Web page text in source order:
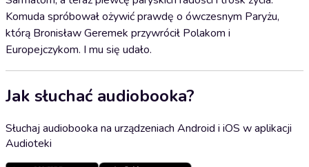
Komuda spróbował ożywić prawdę o ówczesnym Paryżu,
którą Bronisław Geremek przywrócił Polakom i
Europejczykom. I mu się udało.
Jak słuchać audiobooka?
Słuchaj audiobooka na urządzeniach Android i iOS w aplikacji
Audioteki